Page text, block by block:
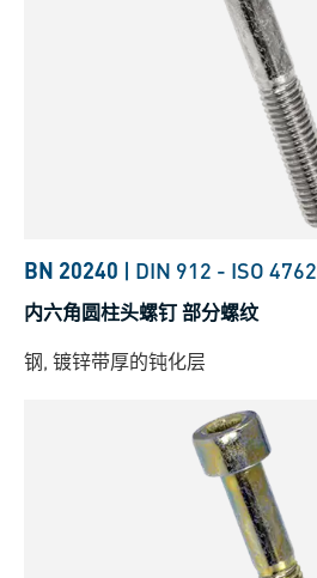
BN 20240 | DIN 912 - ISO 4762
内六角圆柱头螺钉 部分螺纹
钢, 镀锌带厚的钝化层